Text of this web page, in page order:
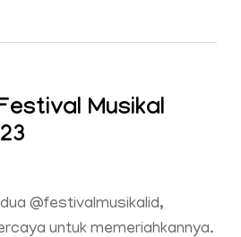
Musikal
@festivalmusikalid,
untuk memeriahkannya.